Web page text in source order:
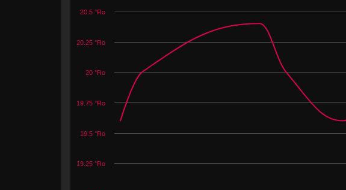
19.25 °Ro
19.5 °Ro
19.75 °Ro
20 °Ro
20.25 °Ro
20.5 °Ro